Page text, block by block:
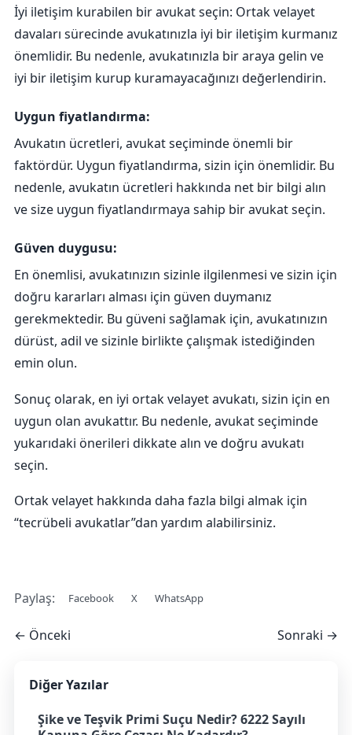
İyi iletişim kurabilen bir avukat seçin: Ortak velayet
davaları sürecinde avukatınızla iyi bir iletişim kurmanız
önemlidir. Bu nedenle, avukatınızla bir araya gelin ve
iyi bir iletişim kurup kuramayacağınızı değerlendirin.
Uygun fiyatlandırma:
Avukatın ücretleri, avukat seçiminde önemli bir
faktördür. Uygun fiyatlandırma, sizin için önemlidir. Bu
nedenle, avukatın ücretleri hakkında net bir bilgi alın
ve size uygun fiyatlandırmaya sahip bir avukat seçin.
Güven duygusu:
En önemlisi, avukatınızın sizinle ilgilenmesi ve sizin için
doğru kararları alması için güven duymanız
gerekmektedir. Bu güveni sağlamak için, avukatınızın
dürüst, adil ve sizinle birlikte çalışmak istediğinden
emin olun.
Sonuç olarak, en iyi ortak velayet avukatı, sizin için en
uygun olan avukattır. Bu nedenle, avukat seçiminde
yukarıdaki önerileri dikkate alın ve doğru avukatı
seçin.
Ortak velayet hakkında daha fazla bilgi almak için
“tecrübeli avukatlar”dan yardım alabilirsiniz.
Paylaş: Facebook X WhatsApp
← Önceki Sonraki →
Diğer Yazılar
Şike ve Teşvik Primi Suçu Nedir? 6222 Sayılı